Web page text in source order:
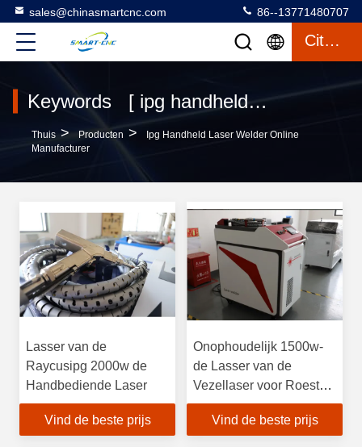
sales@chinasmartcnc.com 86--13771480707
Citaat
Keywords [ ipg handheld laser welder ] Match 4 producten
Thuis > Producten >
Ipg Handheld Laser Welder Online
Manufacturer
Lasser van de
Raycusipg 2000w de
Handbediende Laser
Vind de beste prijs
Onophoudelijk 1500w-
de Lasser van de
Vezellaser voor Roestvrij
staal
Vind de beste prijs